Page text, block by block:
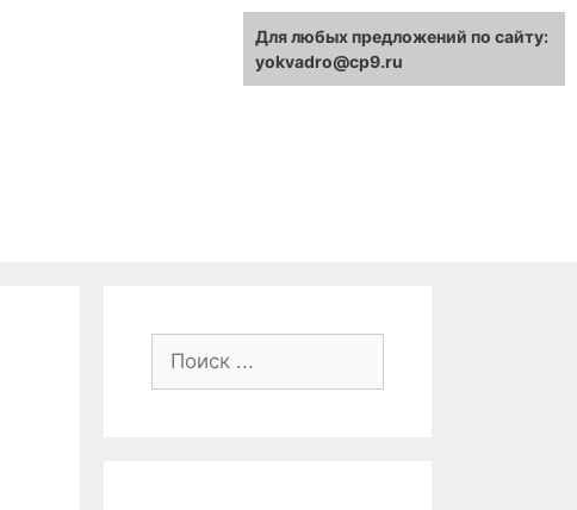
Поиск:
Для любых предложений по сайту:
yokvadro@cp9.ru